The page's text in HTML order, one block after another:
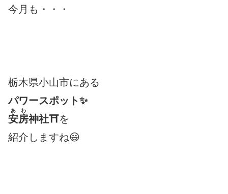
今月も・・・
栃木県小山市にある
パワースポット✨
安房
あわ
神社⛩を
紹介しますね😃